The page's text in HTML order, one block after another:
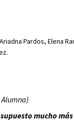
Pardos, Elena
Alumna)
mucho